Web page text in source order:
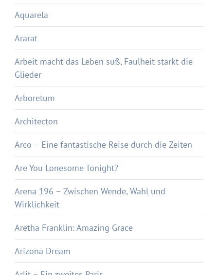
Aquarela
Ararat
Arbeit macht das Leben süß, Faulheit stärkt die
Glieder
Arboretum
Architecton
Arco – Eine fantastische Reise durch die Zeiten
Are You Lonesome Tonight?
Arena 196 – Zwischen Wende, Wahl und
Wirklichkeit
Aretha Franklin: Amazing Grace
Arizona Dream